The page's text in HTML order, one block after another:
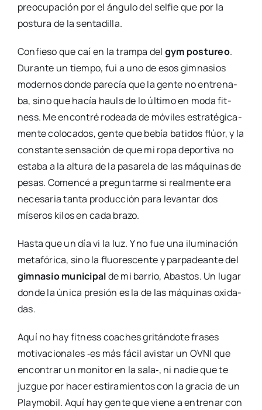
preo­cu­pa­ción por el ángu­lo del sel­fie que por la
pos­tu­ra de la sen­ta­di­lla.
Con­fie­so que caí en la tram­pa del gym pos­tu­reo.
Duran­te un tiem­po, fui a uno de esos gim­na­sios
moder­nos don­de pare­cía que la gen­te no entre­na­
ba, sino que hacía hauls de lo últi­mo en moda fit­
ness. Me encon­tré rodea­da de móvi­les estra­té­gi­ca­
men­te colo­ca­dos, gen­te que bebía bati­dos flúor, y la
cons­tan­te sen­sa­ción de que mi ropa depor­ti­va no
esta­ba a la altu­ra de la pasa­re­la de las máqui­nas de
pesas. Comen­cé a pre­gun­tar­me si real­men­te era
nece­sa­ria tan­ta pro­duc­ción para levan­tar dos
míse­ros kilos en cada bra­zo.
Has­ta que un día vi la luz. Y no fue una ilu­mi­na­ción
meta­fó­ri­ca, sino la fluo­res­cen­te y par­pa­dean­te del
gim­na­sio muni­ci­palde mi barrio, Abas­tos. Un lugar
don­de la úni­ca pre­sión es la de las máqui­nas oxi­da­
das.
Aquí no hay fit­ness coaches gri­tán­do­te fra­ses
moti­va­cio­na­les ‑es más fácil avis­tar un OVNI que
encon­trar un moni­tor en la sala‑, ni nadie que te
juz­gue por hacer esti­ra­mien­tos con la gra­cia de un
Play­mo­bil. Aquí hay gen­te que vie­ne a entre­nar con